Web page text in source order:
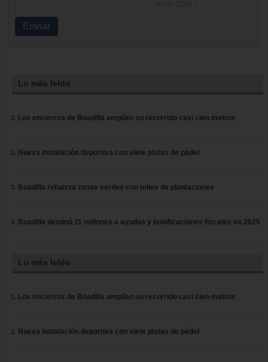
Enviar
Lo más leído
Los encierros de Boadilla amplían su recorrido casi cien metros
Nueva instalación deportiva con siete pistas de pádel
Boadilla refuerza zonas verdes con miles de plantaciones
Boadilla destinó 11 millones a ayudas y bonificaciones fiscales en 2025
Lo más leído
Los encierros de Boadilla amplían su recorrido casi cien metros
Nueva instalación deportiva con siete pistas de pádel